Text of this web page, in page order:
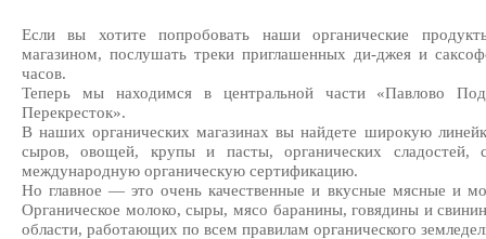
Если вы хотите попробовать наши органические
магазином, послушать треки приглашенных ди-джея и
часов.
Теперь мы находимся в центральной части «Павлово
Перекресток».
В наших органических магазинах вы найдете широкую
сыров, овощей, крупы и пасты, органических сладостей,
международную органическую сертификацию.
Но главное — это очень качественные и вкусные мясные и
Органическое молоко, сыры, мясо баранины, говядины и
области, работающих по всем правилам органического